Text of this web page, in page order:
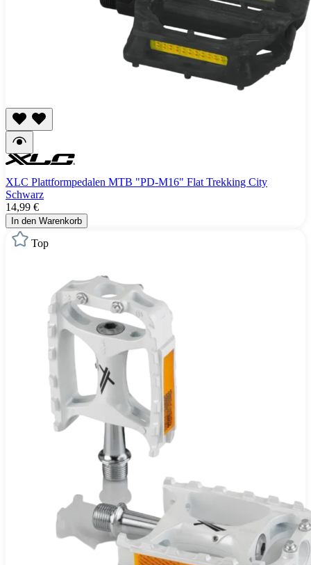
XLC Plattformpedalen MTB "PD-M16" Flat Trekking City
Schwarz
14,99 €
In den Warenkorb
Top